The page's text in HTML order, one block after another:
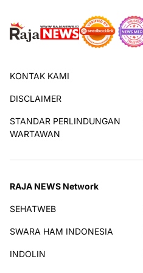
KONTAK KAMI
DISCLAIMER
STANDAR PERLINDUNGAN
WARTAWAN
RAJA NEWS Network
SEHATWEB
SWARA HAM INDONESIA
INDOLIN